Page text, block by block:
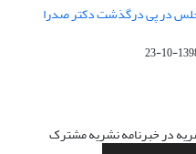
در پی درگذشت دکتر صدرا
1398-
در خبرنامه نشریه مشترک